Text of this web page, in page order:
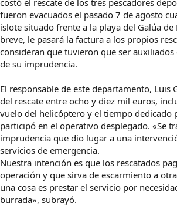
fueron evacuados el pasado 7 de agosto
islote situado frente a la playa del Galúa de
breve, le pasará la factura a los propios
consideran que tuvieron que ser auxiliados
de su imprudencia.
El responsable de este departamento, Luis
del rescate entre ocho y diez mil euros,
vuelo del helicóptero y el tiempo dedicado
participó en el operativo desplegado. «Se
imprudencia que dio lugar a una
servicios de emergencia.
Nuestra intención es que los rescatados
operación y que sirva de escarmiento a
una cosa es prestar el servicio por
burrada», subrayó.